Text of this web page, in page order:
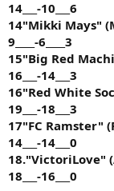
14___-10___6
14"Mikki Mays"
9____-6____3
15"Big Red
16___-14___3
16"Red White
19___-18___3
17"FC Ramster"
14___-14___0
18."VictoriLove"
18___-16___0